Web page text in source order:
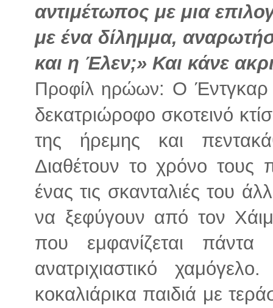
αντιμέτωπος με μια
με ένα δίλημμα,
και η Έλεν;» Και κάνε
Προφίλ ηρώων: Ο Έντγκαρ
δεκατριώροφο σκοτεινό
της ήρεμης και
Διαθέτουν το χρόνο
ένας τις σκανταλιές του
να ξεφύγουν από τον
που εμφανίζεται πάντα
ανατριχιαστικό
κοκαλιάρικα παιδιά με